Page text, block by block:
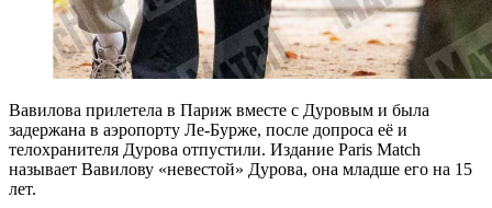
Вавилова прилетела в Париж вместе с Дуровым и была
задержана в аэропорту Ле-Бурже, после допроса её и
телохранителя Дурова отпустили. Издание Paris Match
называет Вавилову «невестой» Дурова, она младше его на 15
лет.